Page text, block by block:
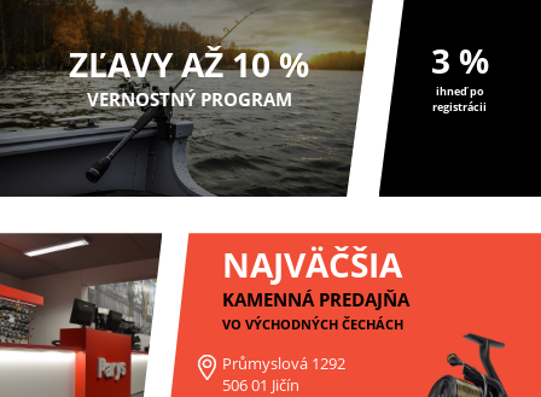
ZĽAVY AŽ 10 %
VERNOSTNÝ PROGRAM
3 %
ihneď po
registrácii
NAJVÄČŠIA
KAMENNÁ PREDAJŇA
VO VÝCHODNÝCH ČECHÁCH
Průmyslová 1292
506 01 Jičín